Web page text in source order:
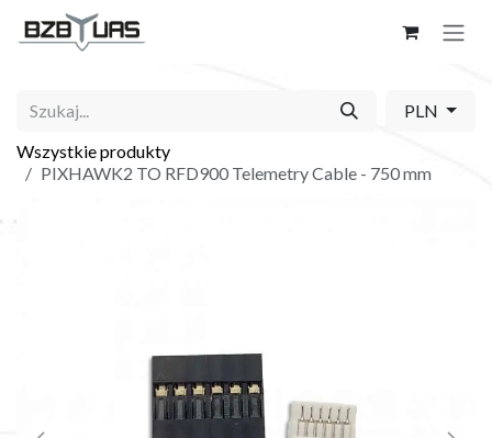
Skip to Content
PLN
Wszystkie produkty
PIXHAWK2 TO RFD900 Telemetry Cable - 750 mm